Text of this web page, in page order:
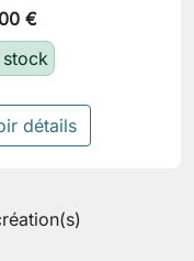
€
stock
détails